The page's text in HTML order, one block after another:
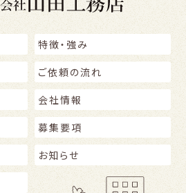
特徴・ 強み
ご依頼の流れ
会社情報
募集要項
お知らせ